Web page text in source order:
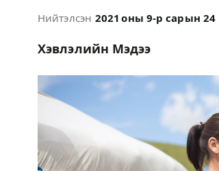
Нийтэлсэн 2021 оны 9-р сарын 24
Хэвлэлийн Мэдээ